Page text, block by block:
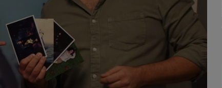
Ecoute! C'est du belge